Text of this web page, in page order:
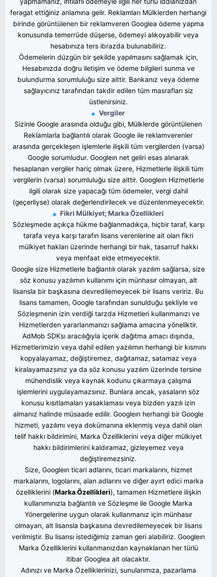
feragat ettiğiniz anlamına gelir. Reklamları Mülklerden herhangi
birinde görüntülenen bir reklamveren Googlea ödeme yapma
konusunda temerrüde düşerse, ödemeyi alıkoyabilir veya
hesabınıza ters ibrazda bulunabiliriz.
Ödemelerin düzgün bir şekilde yapılmasını sağlamak için,
Hesabınızda doğru iletişim ve ödeme bilgileri sunma ve
bulundurma sorumluluğu size aittir. Bankanız veya ödeme
sağlayıcınız tarafından takdir edilen tüm masrafları siz
üstlenirsiniz.
Vergiler
Sizinle Google arasında olduğu gibi, Mülklerde görüntülenen
Reklamlarla bağlantılı olarak Google ile reklamverenler
arasında gerçekleşen işlemlerle ilişkili tüm vergilerden (varsa)
Google sorumludur. Googleın net geliri esas alınarak
hesaplanan vergiler hariç olmak üzere, Hizmetlerle ilişkili tüm
vergilerin (varsa) sorumluluğu size aittir. Googleın Hizmetlerle
ilgili olarak size yapacağı tüm ödemeler, vergi dahil
(geçerliyse) olarak değerlendirilecek ve düzenlenmeyecektir.
Fikri Mülkiyet; Marka Özellikleri
Sözleşmede açıkça hükme bağlanmadıkça, hiçbir taraf, karşı
tarafa veya karşı tarafın lisans verenlerine ait olan fikri
mülkiyet hakları üzerinde herhangi bir hak, tasarruf hakkı
veya menfaat elde etmeyecektir.
Google size Hizmetlerle bağlantılı olarak yazılım sağlarsa, size
söz konusu yazılımın kullanımı için münhasır olmayan, alt
lisansla bir başkasına devredilemeyecek bir lisans veririz. Bu
lisans tamamen, Google tarafından sunulduğu şekliyle ve
Sözleşmenin izin verdiği tarzda Hizmetleri kullanmanızı ve
Hizmetlerden yararlanmanızı sağlama amacına yöneliktir.
AdMob SDKsı aracılığıyla içerik dağıtma amacı dışında,
Hizmetlerimizin veya dahil edilen yazılımın herhangi bir kısmını
kopyalayamaz, değiştiremez, dağıtamaz, satamaz veya
kiralayamazsınız ya da söz konusu yazılım üzerinde tersine
mühendislik veya kaynak kodunu çıkarmaya çalışma
işlemlerini uygulayamazsınız. Bunlara ancak, yasaların söz
konusu kısıtlamaları yasaklaması veya bizden yazılı izin
almanız halinde müsaade edilir. Googleın herhangi bir Google
hizmeti, yazılımı veya dokümanına eklenmiş veya dahil olan
telif hakkı bildirimini, Marka Özelliklerini veya diğer mülkiyet
hakkı bildirimlerini kaldıramaz, gizleyemez veya
değiştiremezsiniz.
Size, Googleın ticari adlarını, ticari markalarını, hizmet
markalarını, logolarını, alan adlarını ve diğer ayırt edici marka
özelliklerini (Marka Özellikleri), tamamen Hizmetlere ilişkin
kullanımınızla bağlantılı ve Sözleşme ile Google Marka
Yönergelerine uygun olarak kullanmanız için münhasır
olmayan, alt lisansla başkasına devredilemeyecek bir lisans
verilmiştir. Bu lisansı istediğimiz zaman geri alabiliriz. Googleın
Marka Özelliklerini kullanmanızdan kaynaklanan her türlü
itibar Googlea ait olacaktır.
Adınızı ve Marka Özelliklerinizi, sunularımıza, pazarlama